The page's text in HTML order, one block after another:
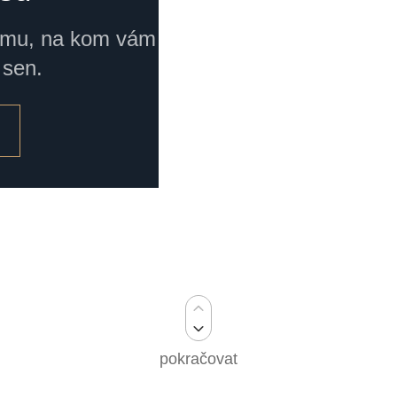
na kom vám
pokračovat